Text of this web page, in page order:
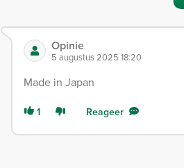
Opinie
5 augustus 2025 18:20
Made in Japan
1 Reageer